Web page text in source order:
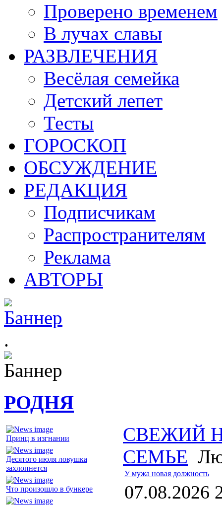
Проверено временем
В лучах славы
РАЗВЛЕЧЕНИЯ
Весёлая семейка
Детский лепет
Тесты
ГОРОСКОП
ОБСУЖДЕНИЕ
РЕДАКЦИЯ
Подписчикам
Распространителям
Реклама
АВТОРЫ
.
РОДНЯ
Принц в изгнании
Десятого июля ловушка
захлопнется
Что произошло в бункере
СВЕЖИЙ
СЕМЬЕ
У мужа новая должность
07.08.2026